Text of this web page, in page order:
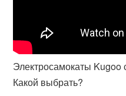
Электросамокаты
Какой выбрать?